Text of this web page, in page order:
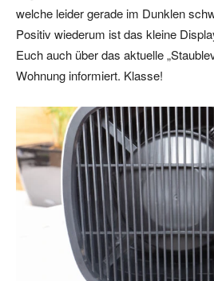
welche leider gerade im Dunklen
Positiv wiederum ist das kleine
Euch auch über das aktuelle
Wohnung informiert. Klasse!